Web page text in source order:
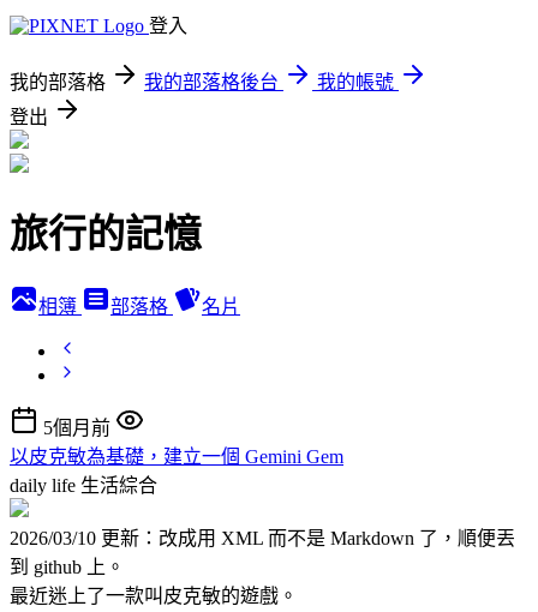
登入
我的部落格 我的部落格後台
我的帳號
登出
旅行的記憶
相簿 部落格 名片
5個月前
以皮克敏為基礎，建立一個 Gemini Gem
daily life 生活綜合
2026/03/10 更新：改成用 XML 而不是 Markdown 了，順便丟
到 github 上。
最近迷上了一款叫皮克敏的遊戲。